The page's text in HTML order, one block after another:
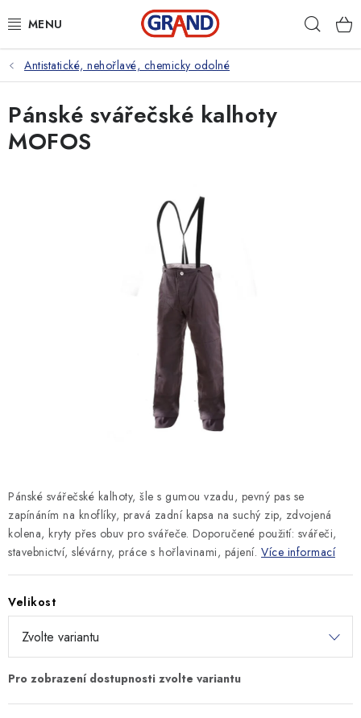
na
AKČNÍ NABÍDKA
PRACOVNÍ OBUV
PRACOVNÍ RUKAVICE
VOLNOČASOVÉ OBLEČENÍ
MONTÁŽNÍ A STAVEBNÍ CHEMIE
Antistatické, nehořlavé, chemicky odolné
Pánské svářečské kalhoty, šle s gumou vzadu, pevný pas se
zapínáním na knoflíky, pravá zadní kapsa na suchý zip, zdvojená
kolena, kryty přes obuv pro svářeče. Doporučené použití: svářeči,
stavebnictví, slévárny, práce s hořlavinami, pájení. Více informací
Velikost
Pánské svářečské kalhoty
MOFOS